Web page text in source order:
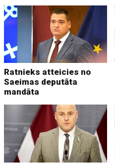
Ratnieks atteicies no
Saeimas deputāta
mandāta